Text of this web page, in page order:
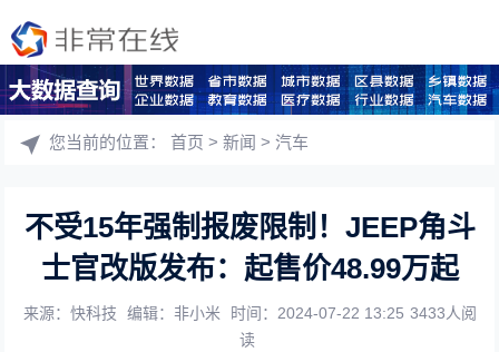
您当前的位置：首页 >新闻 >汽车
不受15年强制报废限制！JEEP角斗
士官改版发布：起售价48.99万起
来源：快科技 编辑：非小米 时间：2024-07-22 13:25 3433人阅
读